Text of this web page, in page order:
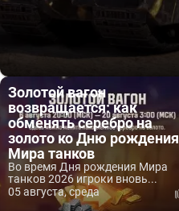
Золотой вагон
возвращается: как
обменять серебро на
золото ко Дню рождения
Мира танков
Во время Дня рождения Мира
танков 2026 игроки вновь...
05 августа, среда